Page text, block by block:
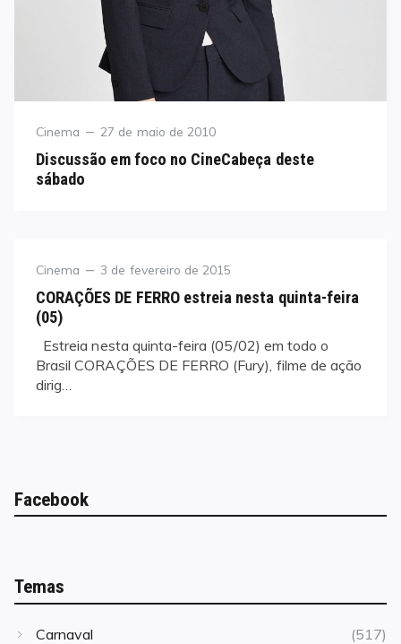
Category
Cinema
Posted
27 de maio de 2010
Discussão em foco no CineCabeça deste
sábado
Category
Cinema
Posted
3 de fevereiro de 2015
CORAÇÕES DE FERRO estreia nesta quinta-feira
(05)
Estreia nesta quinta-feira (05/02) em todo o
Brasil CORAÇÕES DE FERRO (Fury), filme de ação
dirig…
Facebook
Temas
Carnaval
(517)